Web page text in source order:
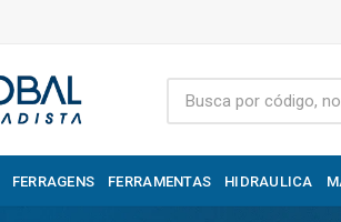
FERRAGENS FERRAMENTAS HIDRAULICA